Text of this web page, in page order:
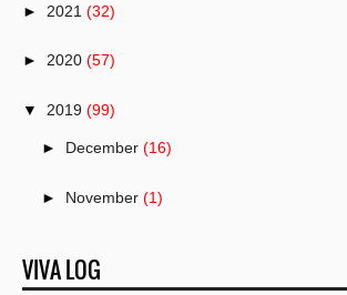
► 2021 (32)
► 2020 (57)
▼ 2019 (99)
► December (16)
► November (1)
VIVA LOG